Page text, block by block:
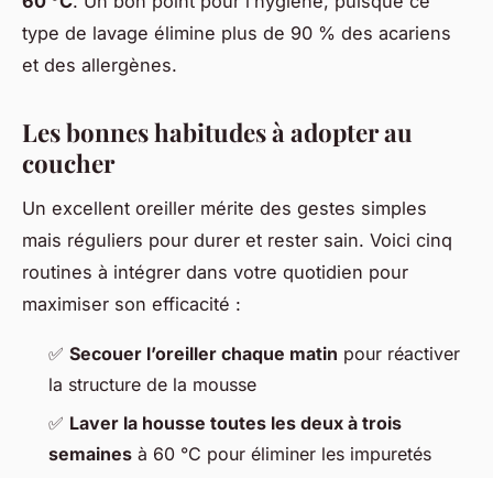
type de lavage élimine plus de 90 % des acariens
et des allergènes.
Les bonnes habitudes à adopter au
coucher
Un excellent oreiller mérite des gestes simples
mais réguliers pour durer et rester sain. Voici cinq
routines à intégrer dans votre quotidien pour
maximiser son efficacité :
✅ Secouer l’oreiller chaque matin pour réactiver
la structure de la mousse
✅ Laver la housse toutes les deux à trois
semaines à 60 °C pour éliminer les impuretés